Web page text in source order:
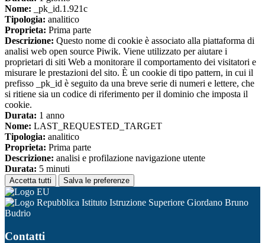
Nome: _pk_id.1.921c
Tipologia: analitico
Proprieta: Prima parte
Descrizione: Questo nome di cookie è associato alla piattaforma di
analisi web open source Piwik. Viene utilizzato per aiutare i
proprietari di siti Web a monitorare il comportamento dei visitatori e
misurare le prestazioni del sito. È un cookie di tipo pattern, in cui il
prefisso _pk_id è seguito da una breve serie di numeri e lettere, che
si ritiene sia un codice di riferimento per il dominio che imposta il
cookie.
Durata: 1 anno
Nome: LAST_REQUESTED_TARGET
Tipologia: analitico
Proprieta: Prima parte
Descrizione: analisi e profilazione navigazione utente
Durata: 5 minuti
Accetta tutti Salva le preferenze
Istituto Istruzione Superiore Giordano Bruno
Budrio
Contatti